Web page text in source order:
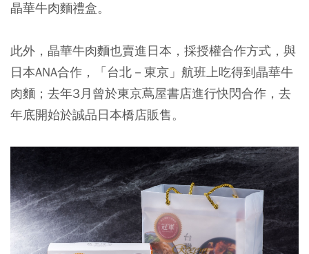
晶華牛肉麵禮盒。
此外，晶華牛肉麵也賣進日本，採授權合作方式，與
日本ANA合作，「台北－東京」航班上吃得到晶華牛
肉麵；去年3月曾於東京蔦屋書店進行快閃合作，去
年底開始於誠品日本橋店販售。